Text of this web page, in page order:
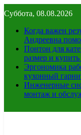
к
содержимому
Суббота, 08.08.2026
Когда важен
Андреевна
Понтон для
размер и
Эргономика
кухонный
Инженерные
монтаж и